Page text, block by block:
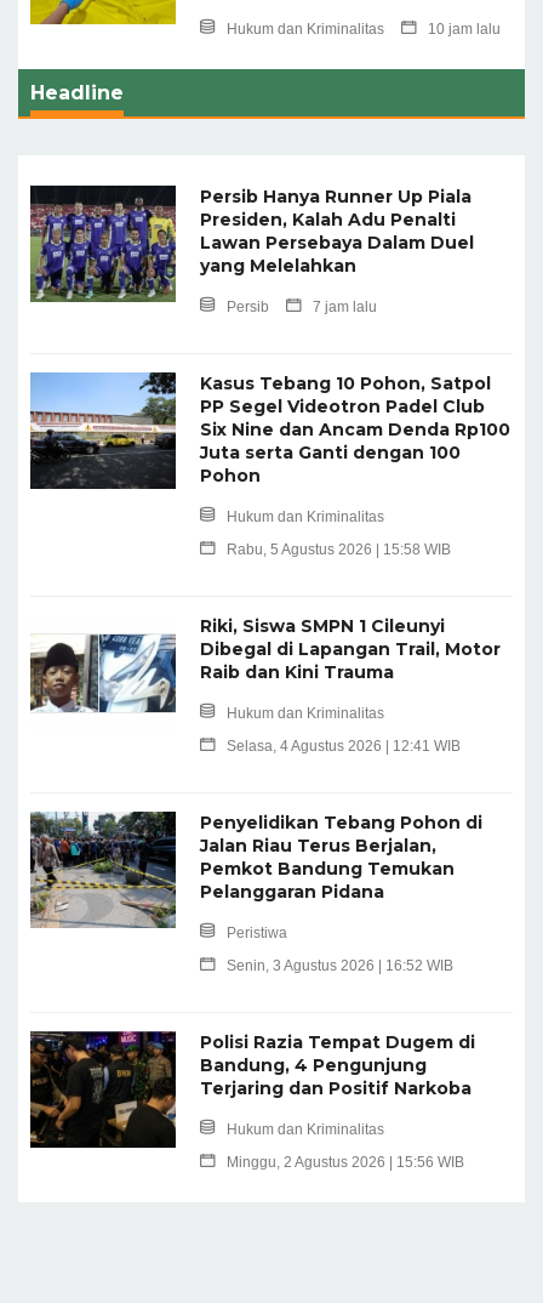
Hukum dan Kriminalitas 10 jam lalu
Headline
Persib Hanya Runner Up Piala
Presiden, Kalah Adu Penalti
Lawan Persebaya Dalam Duel
yang Melelahkan
Persib 7 jam lalu
Kasus Tebang 10 Pohon, Satpol
PP Segel Videotron Padel Club
Six Nine dan Ancam Denda Rp100
Juta serta Ganti dengan 100
Pohon
Hukum dan Kriminalitas
Rabu, 5 Agustus 2026 | 15:58 WIB
Riki, Siswa SMPN 1 Cileunyi
Dibegal di Lapangan Trail, Motor
Raib dan Kini Trauma
Hukum dan Kriminalitas
Selasa, 4 Agustus 2026 | 12:41 WIB
Penyelidikan Tebang Pohon di
Jalan Riau Terus Berjalan,
Pemkot Bandung Temukan
Pelanggaran Pidana
Peristiwa
Senin, 3 Agustus 2026 | 16:52 WIB
Polisi Razia Tempat Dugem di
Bandung, 4 Pengunjung
Terjaring dan Positif Narkoba
Hukum dan Kriminalitas
Minggu, 2 Agustus 2026 | 15:56 WIB